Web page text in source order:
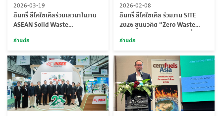
2026-03-19
อินทรี อีโคไซเคิลร่วมเสวนาในงาน
ASEAN Solid Waste
อ่านต่อ
2026-02-08
อินทรี อีโคไซเคิล ร่วมงาน SITE
2026 ชูแนวคิด “Zero Waste
Starts at Home” สร้างจุดเริ่มต้น
การจัดการขยะอย่างยั่งยืนจากครัว
อ่านต่อ